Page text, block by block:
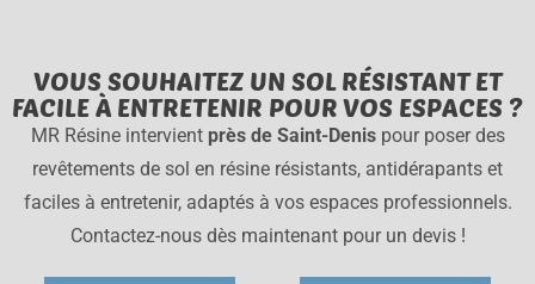
VOUS SOUHAITEZ UN SOL RÉSISTANT ET
FACILE À ENTRETENIR POUR VOS ESPACES ?
MR Résine intervient près de Saint-Denispour poser des
revêtements de sol en résine résistants, antidérapants et
faciles à entretenir, adaptés à vos espaces professionnels.
Contactez-nous dès maintenant pour un devis !